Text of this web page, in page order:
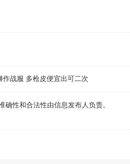
战服 多枪皮便宜出可二次
性和合法性由信息发布人负责。